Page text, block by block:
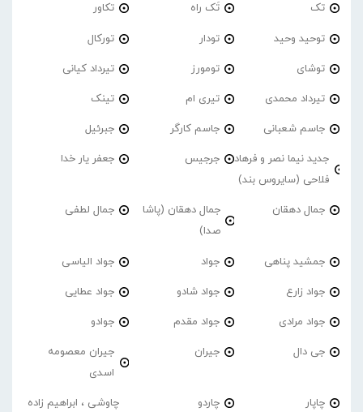
تک تَک راه تکاور
توحید وحید تودار تورکال
توشای تومورز تیرداد کیانی
تیرداد محمدی تیری ام تینک
جاسم شعبانی جاسم کارگر جبرئیل
جدید نیما نصر و فرهاد
فلاحی (سایروس بند)
جرجیس جعفر یار خدا
جمال دهقان
جمال دهقان (پاشا
صدا)
جمال لطفی
جمشید پناهی جواد جواد الیاسی
جواد زارع جواد شادو جواد عطایی
جواد مرادی جواد مقدم جوادو
جی دال جیران
جیران معصومه
اسدی
چاپار چاردو
چاوشی ، ابراهیم زاده